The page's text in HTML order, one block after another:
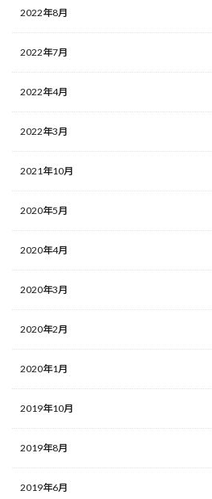
2022年8月
2022年7月
2022年4月
2022年3月
2021年10月
2020年5月
2020年4月
2020年3月
2020年2月
2020年1月
2019年10月
2019年8月
2019年6月